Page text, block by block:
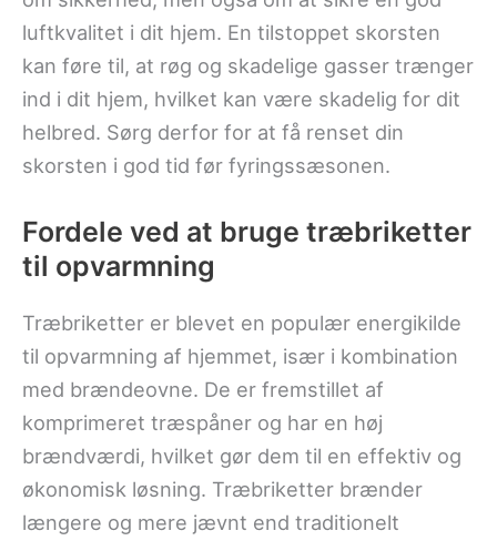
luftkvalitet i dit hjem. En tilstoppet skorsten
kan føre til, at røg og skadelige gasser trænger
ind i dit hjem, hvilket kan være skadelig for dit
helbred. Sørg derfor for at få renset din
skorsten i god tid før fyringssæsonen.
Fordele ved at bruge træbriketter
til opvarmning
Træbriketter er blevet en populær energikilde
til opvarmning af hjemmet, især i kombination
med brændeovne. De er fremstillet af
komprimeret træspåner og har en høj
brændværdi, hvilket gør dem til en effektiv og
økonomisk løsning. Træbriketter brænder
længere og mere jævnt end traditionelt